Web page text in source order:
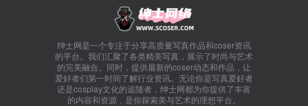
绅士网是一个专注于分享高质量写真作品和coser资讯
的平台。我们汇聚了各类精美写真，展示了时尚与艺术
的完美融合。同时，提供最新的coser动态和作品，让
爱好者们第一时间了解行业资讯。无论你是写真爱好者
还是cosplay文化的追随者，绅士网都为你提供了丰富
的内容和资源，是你探索美与艺术的理想平台。